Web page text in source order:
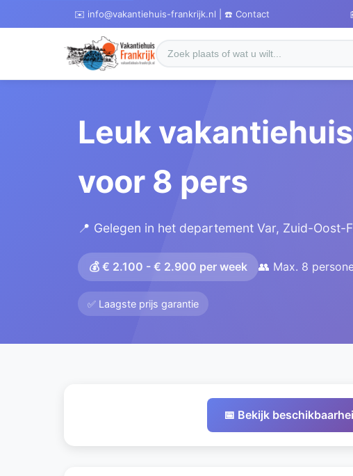
✉️ info@vakantiehuis-frankrijk.nl | ☎️ Contact
Leuk
voor 8 pers
📍 Gelegen in het departement Var, Zuid-Oost-
💰 € 2.100 - € 2.900 per week 👥 Max. 8
✅ Laagste prijs garantie
📅 Bekijk